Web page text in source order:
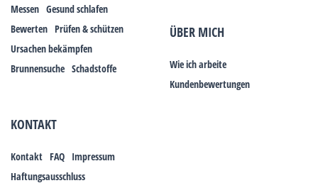
Messen Gesund schlafen
Bewerten Prüfen & schützen
Ursachen bekämpfen
Brunnensuche Schadstoffe
ÜBER MICH
Wie ich arbeite
Kundenbewertungen
KONTAKT
Kontakt FAQ Impressum
Haftungsausschluss